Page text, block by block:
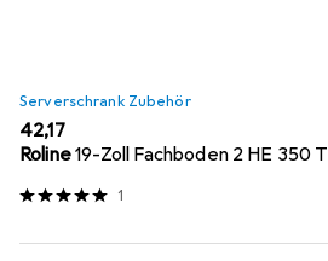
Serverschrank Zubehör
EUR
42,17
Roline19-Zoll Fachboden 2 HE 350 T
1